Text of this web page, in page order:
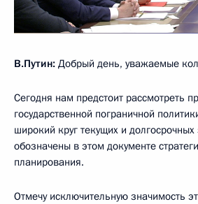
В.Путин: Добрый день, уважаемые
Сегодня нам предстоит рассмотреть
государственной пограничной
широкий круг текущих и
обозначены в этом документе
планирования.
Отмечу исключительную значимость